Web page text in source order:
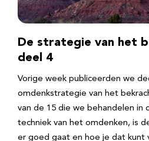
De strategie van het
deel 4
Vorige week publiceerden we
omdenkstrategie van het
van de 15 die we behandelen in
techniek van het omdenken, is
er goed gaat en hoe je dat kunt